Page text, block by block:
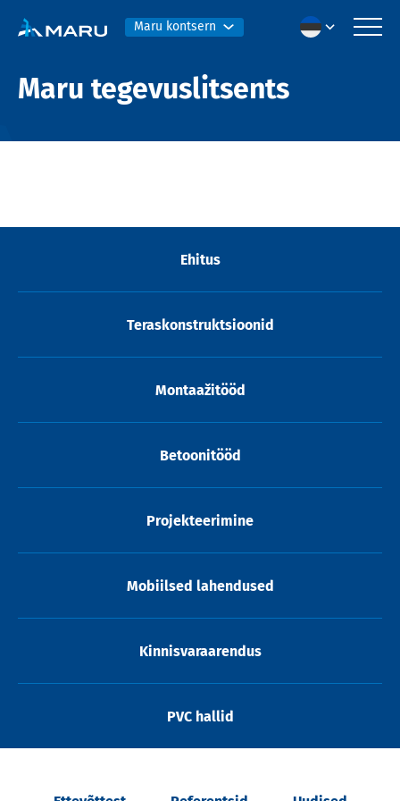
Maru kontsern
Maru tegevuslitsents
Ehitus
Teraskonstruktsioonid
Montaažitööd
Betoonitööd
Projekteerimine
Mobiilsed lahendused
Kinnisvaraarendus
PVC hallid